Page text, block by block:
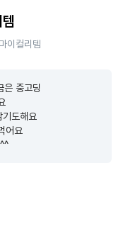
이컬리템
은 중고딩
도해요
어요